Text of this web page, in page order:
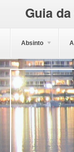
Guia
Absinto